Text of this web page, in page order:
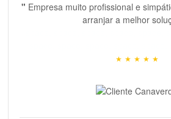
" Empresa muito profissional e
arranjar a melhor
★ ★ ★ ★ ★